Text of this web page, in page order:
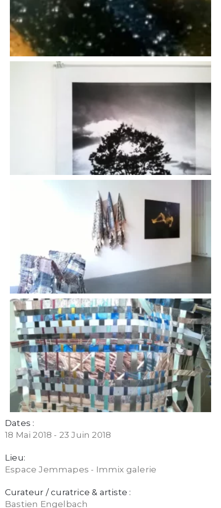
Dates :
18 Mai 2018 - 23 Juin 2018
Lieu:
Espace Jemmapes - Immix galerie
Curateur / curatrice & artiste :
Bastien Engelbach